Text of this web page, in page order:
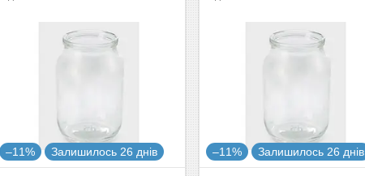
–11% Залишилось 26 днів –11% Залишилось 26 днів